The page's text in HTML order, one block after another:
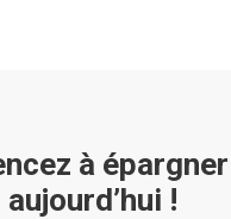
à
aujourd’hui !